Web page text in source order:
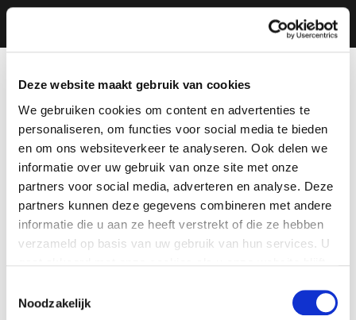
Deze website maakt gebruik van cookies
We gebruiken cookies om content en advertenties te
personaliseren, om functies voor social media te bieden
en om ons websiteverkeer te analyseren. Ook delen we
informatie over uw gebruik van onze site met onze
partners voor social media, adverteren en analyse. Deze
partners kunnen deze gegevens combineren met andere
informatie die u aan ze heeft verstrekt of die ze hebben
verzameld op basis van uw gebruik van hun services. U
Noodzakelijk